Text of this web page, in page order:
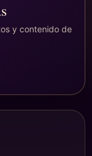
y contenido de